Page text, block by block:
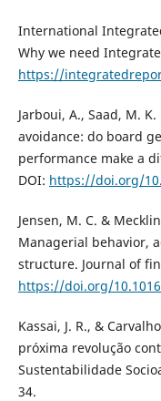
International
Why we need
https://
Jarboui, A., Saad, M.
avoidance: do board
performance make a
DOI: https://doi.org/
Jensen, M. C. &
Managerial behavior,
structure. Journal of
https://doi.org/
Kassai, J. R., &
próxima revolução
Sustentabilidade
34.